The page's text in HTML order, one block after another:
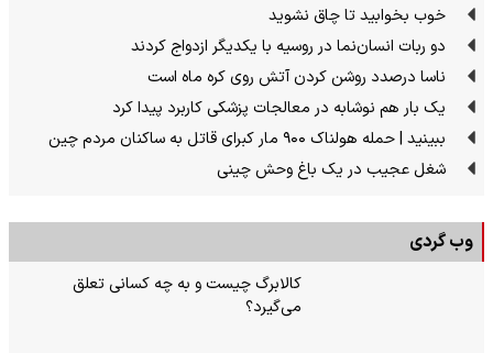
خوب بخوابید تا چاق نشوید
دو ربات انسان‌نما در روسیه با یکدیگر ازدواج کردند
ناسا درصدد روشن کردن آتش روی کره ماه است
یک بار هم نوشابه در معالجات پزشکی کاربرد پیدا کرد
ببینید | حمله هولناک ۹۰۰ مار کبرای قاتل به ساکنان مردم چین
شغل عجیب در یک باغ وحش چینی
وب گردی
کالابرگ چیست و به چه کسانی تعلق
می‌گیرد؟